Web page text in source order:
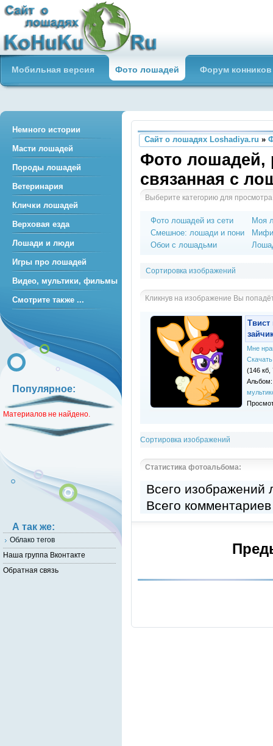
Сайт о лошадях loshadiya.ru
Приветствуем всех любителей
лошадей и конного спорта!
Мобильная версия Фото лошадей Форум конников
Сайт о лошадях Loshadiya.ru »
Фото лошадей,
связанная с
Выберите категорию для
Фото лошадей из сети
Смешное: лошади и пони
Обои с лошадьми
Моя
Сортировка изображений
Кликнув на изображение Вы
Твист
Мне
(146 кб,
Сортировка изображений
Статистика фотоальбома:
Всего
Всего
Немного истории
Масти лошадей
Породы лошадей
Ветеринария
Клички лошадей
Верховая езда
Лошади и люди
Игры про лошадей
Видео, мультики, фильмы
Смотрите также ...
Популярное:
Материалов не найдено.
А так же:
Облако тегов
Наша группа Вконтакте
Обратная связь